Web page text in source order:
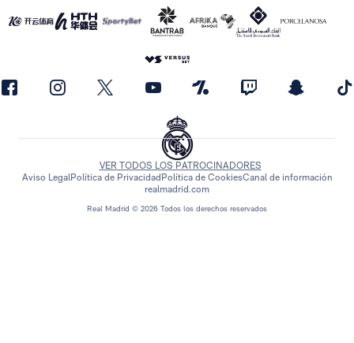
Real Madrid © 2026 Todos los derechos reservados
VER TODOS LOS PATROCINADORES
Aviso LegalPolítica de PrivacidadPolítica de CookiesCanal de información
realmadrid.com